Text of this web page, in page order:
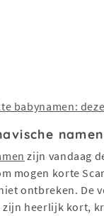
babynamen:
namen
zijn vandaag
mogen korte
ontbreken. De
zijn heerlijk kort,